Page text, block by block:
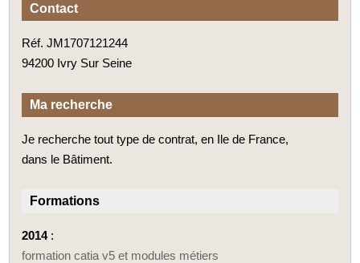
Contact
Réf. JM1707121244
94200 Ivry Sur Seine
Ma recherche
Je recherche tout type de contrat, en Ile de France,
dans le Bâtiment.
Formations
2014:
formation catia v5 et modules métiers